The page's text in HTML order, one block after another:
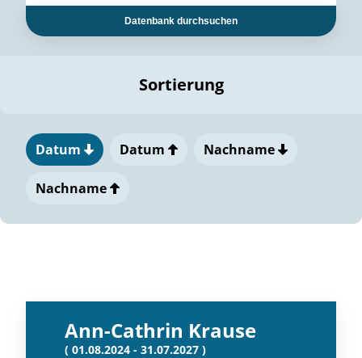
Datenbank durchsuchen
Sortierung
Datum Datum Nachname
Nachname
Ann-Cathrin Krause
( 01.08.2024 - 31.07.2027 )